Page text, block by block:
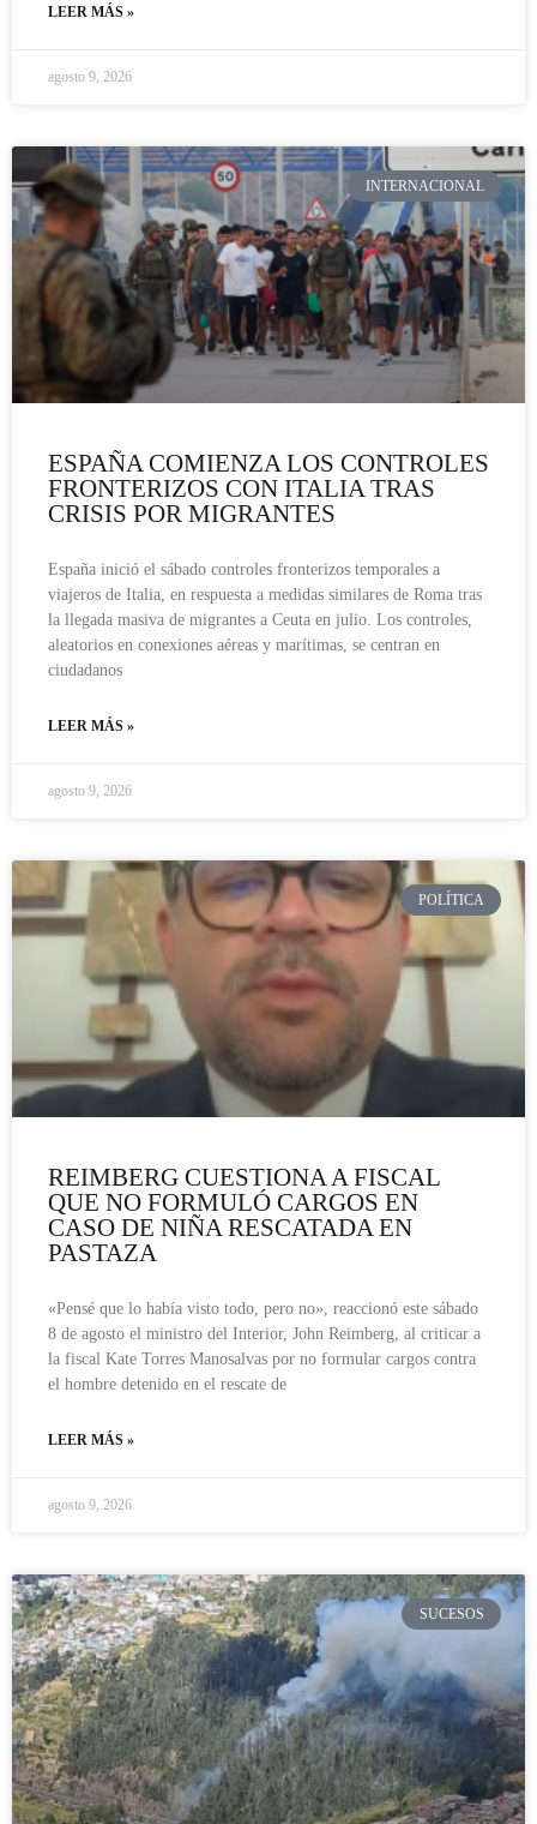
LEER MÁS »
agosto 9, 2026
INTERNACIONAL
ESPAÑA COMIENZA LOS CONTROLES
FRONTERIZOS CON ITALIA TRAS
CRISIS POR MIGRANTES
España inició el sábado controles fronterizos temporales a
viajeros de Italia, en respuesta a medidas similares de Roma tras
la llegada masiva de migrantes a Ceuta en julio. Los controles,
aleatorios en conexiones aéreas y marítimas, se centran en
ciudadanos
LEER MÁS »
agosto 9, 2026
POLÍTICA
REIMBERG CUESTIONA A FISCAL
QUE NO FORMULÓ CARGOS EN
CASO DE NIÑA RESCATADA EN
PASTAZA
«Pensé que lo había visto todo, pero no», reaccionó este sábado
8 de agosto el ministro del Interior, John Reimberg, al criticar a
la fiscal Kate Torres Manosalvas por no formular cargos contra
el hombre detenido en el rescate de
LEER MÁS »
agosto 9, 2026
SUCESOS